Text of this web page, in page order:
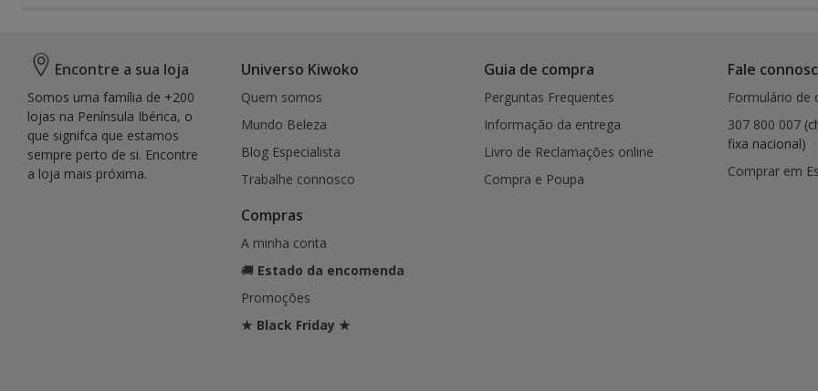
Encontre a sua loja
Somos uma família de +200
lojas na Península Ibérica, o
que signifca que estamos
sempre perto de si. Encontre
a loja mais próxima.
Universo Kiwoko
Quem somos
Mundo Beleza
Blog Especialista
Trabalhe connosco
Compras
A minha conta
🚚 Estado da encomenda
Promoções
★ Black Friday ★
Guia de compra
Perguntas Frequentes
Informação da entrega
Livro de Reclamações online
Compra e Poupa
Fale
Formulário de
307 800 007
fixa nacional)
Comprar em